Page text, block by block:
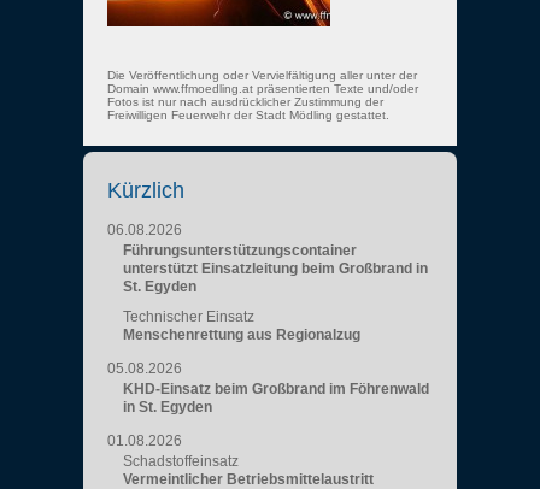
Die Veröffentlichung oder Vervielfältigung aller unter der
Domain www.ffmoedling.at präsentierten Texte und/oder
Fotos ist nur nach ausdrücklicher Zustimmung der
Freiwilligen Feuerwehr der Stadt Mödling gestattet.
Kürzlich
06.08.2026
Führungsunterstützungscontainer
unterstützt Einsatzleitung beim Großbrand in
St. Egyden
Technischer Einsatz
Menschenrettung aus Regionalzug
05.08.2026
KHD-Einsatz beim Großbrand im Föhrenwald
in St. Egyden
01.08.2026
Schadstoffeinsatz
Vermeintlicher Betriebsmittelaustritt